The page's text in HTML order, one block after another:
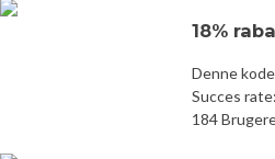
18%
Denne
Succes
184